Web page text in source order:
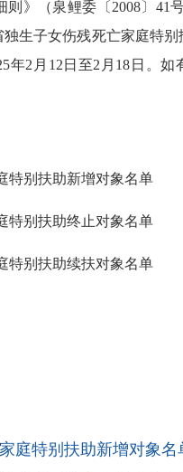
》（泉鲤委〔2008〕
生子女伤残死亡家庭特
年2月12日至2月18日。
别扶助新增对象名单
别扶助终止对象名单
别扶助续扶对象名单
庭特别扶助新增对象名